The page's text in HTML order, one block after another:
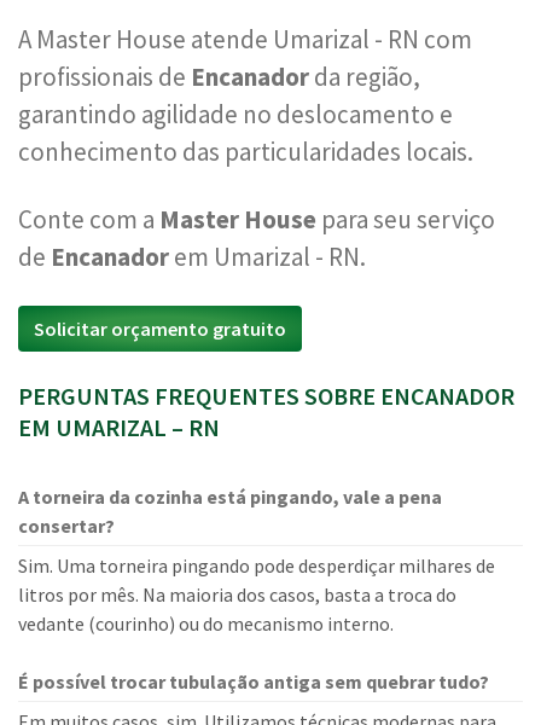
A Master House atende Umarizal - RN com
profissionais de Encanadorda região,
garantindo agilidade no deslocamento e
conhecimento das particularidades locais.
Conte com a Master House para seu serviço
de Encanadorem Umarizal - RN.
Solicitar orçamento gratuito
PERGUNTAS FREQUENTES SOBRE ENCANADOR
EM UMARIZAL – RN
A torneira da cozinha está pingando, vale a pena
consertar?
Sim. Uma torneira pingando pode desperdiçar milhares de
litros por mês. Na maioria dos casos, basta a troca do
vedante (courinho) ou do mecanismo interno.
É possível trocar tubulação antiga sem quebrar tudo?